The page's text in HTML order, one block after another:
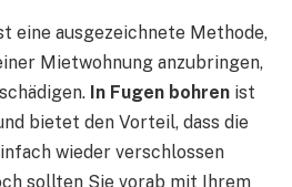
eine ausgezeichnete Methode,
Mietwohnung anzubringen,
In Fugen bohren ist
bietet den Vorteil, dass die
wieder verschlossen
sollten Sie vorab mit Ihrem